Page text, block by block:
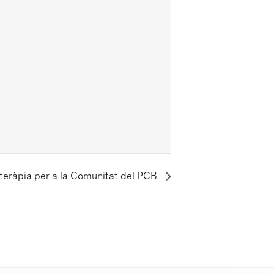
per a la Comunitat del PCB